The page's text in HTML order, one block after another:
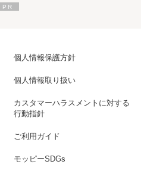
個人情報保護方針
個人情報取り扱い
カスタマーハラスメントに対する
行動指針
ご利用ガイド
モッピーSDGs